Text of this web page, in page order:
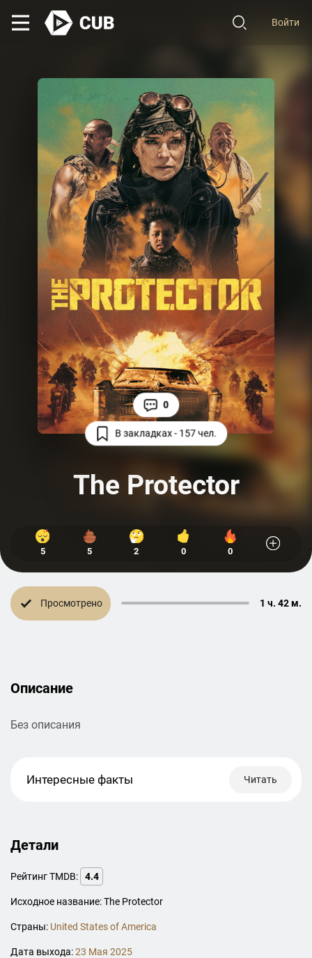
Войти
В закладках - 157 чел.
0
The Protector
5 5 2 0 0
Просмотрено 1 ч. 42 м.
Описание
Без описания
Интересные факты Читать
Детали
Рейтинг TMDB: 4.4
Исходное название: The Protector
Страны: United States of America
Дата выхода:23 Мая 2025